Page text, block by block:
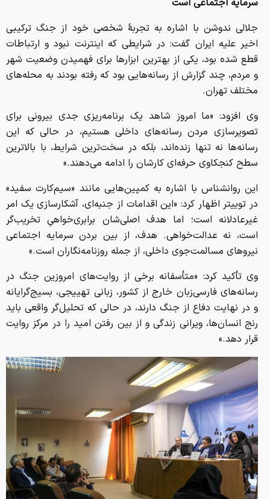
سرمایه اجتماعی است
جلالی ندوشن با اشاره به تجربهٔ شخصی خود از جنگ ترکیبی
اخیر علیه ایران گفت: در شرایطی که اینترنت نبود و ارتباطات
قطع شده بود، یکی از بهترین ابزارها برای فهمیدن وضعیت شهر
و مردم، چند گزارش از رسانه‌هایی بود که رفته بودند به محله‌های
مختلف تهران.
وی افزود: «ما امروز شاهد یک برنامه‌ریزی جدی بیرونی برای
تصویرسازی مردن رسانه‌های داخلی هستیم، در حالی که این
رسانه‌ها نه تنها زنده‌اند، بلکه در سخت‌ترین شرایط، با بالاترین
سطح کنجکاوی حرفه‌ای کارشان را ادامه می‌دهند.»
این روانشناس با اشاره به کمپین‌هایی مانند «سیم‌کارت سفید»
در توییتر اظهار کرد: «این اقدامات از جنبه‌ای، آشکارسازی یک امر
غیرعادلانه است؛ اما هدف اصلی‌شان برابری‌خواهیِ تخریب‌گر
است، نه عدالت‌خواهی. هدف، از بین بردن سرمایه اجتماعی
نیروهای مسالمت‌جوی داخلی، از جمله روزنامه‌نگاران است.»
وی تأکید کرد: «متأسفانه برخی از روایت‌های امروزین جنگ در
رسانه‌های فارسی‌زبان خارج از کشور، زبانی تهییجی، بسیج‌گرایانه
و در نهایت دفاع از جنگ دارند، در حالی که تحلیل‌گر واقعی باید
رنج انسان‌ها، ویرانی زندگی و از بین رفتن امید را در مرکز روایت
قرار دهد.»